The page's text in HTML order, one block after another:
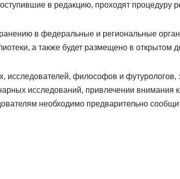
в редакцию, проходят процедуру
в федеральные и региональные
а также будет размещено в открытом
исследователей, философов и футурологов,
исследований, привлечении внимания
необходимо предварительно